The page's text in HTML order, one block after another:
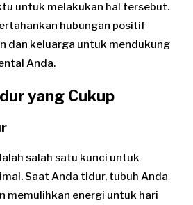
untuk melakukan hal tersebut.
hubungan positif
dan keluarga untuk mendukung
Anda.
yang Cukup
salah satu kunci untuk
Saat Anda tidur, tubuh Anda
memulihkan energi untuk hari